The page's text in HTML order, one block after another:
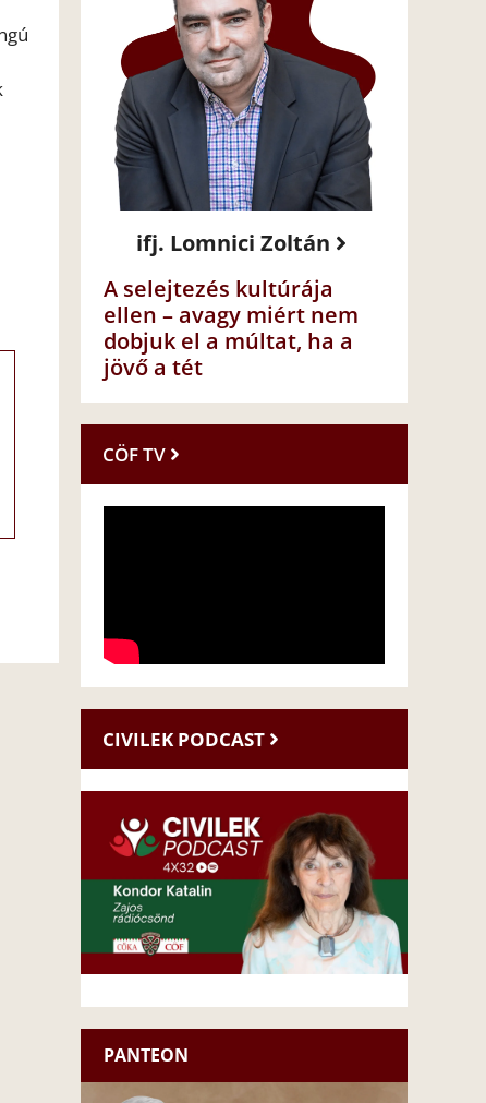
ifj. Lomnici Zoltán
A selejtezés kultúrája
ellen – avagy miért nem
dobjuk el a múltat, ha a
jövő a tét
CÖF TV
CIVILEK PODCAST
PANTEON